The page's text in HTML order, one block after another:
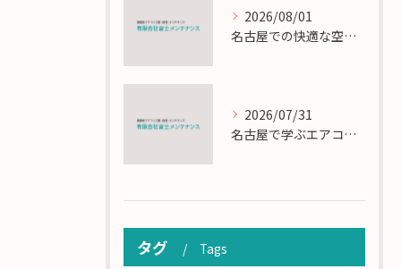
2026/08/01
名古屋での快適な空調を実現するエアコンサービスの技術
2026/07/31
名古屋で学ぶエアコン設置とメンテの匠の技
タグ Tags